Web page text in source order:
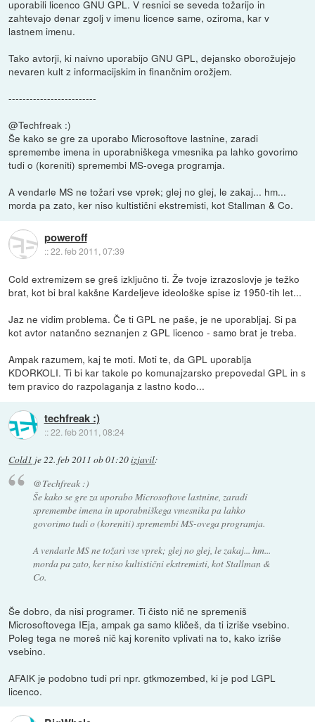
uporabili licenco GNU GPL. V resnici se seveda tožarijo in
zahtevajo denar zgolj v imenu licence same, oziroma, kar v
lastnem imenu.
Tako avtorji, ki naivno uporabijo GNU GPL, dejansko oborožujejo
nevaren kult z informacijskim in finančnim orožjem.
-------------------------
@Techfreak :)
Še kako se gre za uporabo Microsoftove lastnine, zaradi
spremembe imena in uporabniškega vmesnika pa lahko govorimo
tudi o (koreniti) spremembi MS-ovega programja.
A vendarle MS ne tožari vse vprek; glej no glej, le zakaj... hm...
morda pa zato, ker niso kultistični ekstremisti, kot Stallman & Co.
poweroff
::22. feb 2011, 07:39
Cold extremizem se greš izključno ti. Že tvoje izrazoslovje je težko
brat, kot bi bral kakšne Kardeljeve ideološke spise iz 1950-tih let...
Jaz ne vidim problema. Če ti GPL ne paše, je ne uporabljaj. Si pa
kot avtor natančno seznanjen z GPL licenco - samo brat je treba.
Ampak razumem, kaj te moti. Moti te, da GPL uporablja
KDORKOLI. Ti bi kar takole po komunajzarsko prepovedal GPL in s
tem pravico do razpolaganja z lastno kodo...
techfreak :)
::22. feb 2011, 08:24
Cold1 je22. feb 2011 ob 01:20izjavil:
@Techfreak :)
Še kako se gre za uporabo Microsoftove lastnine, zaradi
spremembe imena in uporabniškega vmesnika pa lahko
govorimo tudi o (koreniti) spremembi MS-ovega programja.
A vendarle MS ne tožari vse vprek; glej no glej, le zakaj... hm...
morda pa zato, ker niso kultistični ekstremisti, kot Stallman &
Co.
Še dobro, da nisi programer. Ti čisto nič ne spremeniš
Microsoftovega IEja, ampak ga samo kličeš, da ti izriše vsebino.
Poleg tega ne moreš nič kaj korenito vplivati na to, kako izriše
vsebino.
AFAIK je podobno tudi pri npr. gtkmozembed, ki je pod LGPL
licenco.